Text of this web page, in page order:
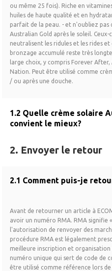
ou même 25 fois). Riche en
huiles de haute qualité et en
parfait de la peau. - et n'oubliez pas
Australian Gold après le soleil.
neutralisent les ridules et les rides
bronzage accumulé reste très
large choix, y compris Forever
Nation. Peut être utilisé comme
/ ou après une douche.
1.2 Quelle crème solaire
convient le mieux?
2. Envoyer le retour
2.1 Comment puis-je
Avant de retourner un article à
avoir un numéro RMA. RMA
l'autorisation de renvoyer des
procédure RMA est légalement
meilleure inscription et organisation
numéro unique qui sert de code de
être utilisé comme référence lors